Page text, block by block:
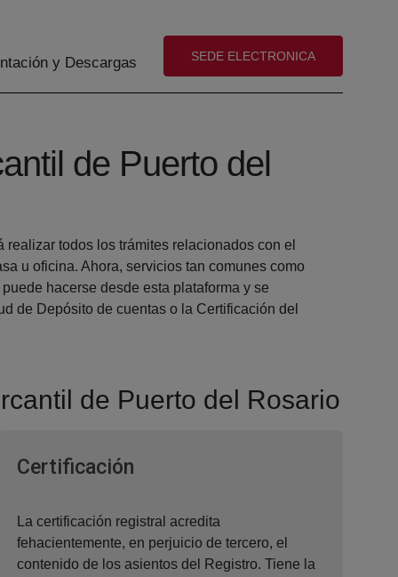
y Descargas (abre en nueva ventana)
SEDE ELECTRONICA
de Puerto del
todos los trámites relacionados con el
u oficina. Ahora, servicios tan comunes como
puede hacerse desde esta plataforma y se
de Depósito de cuentas o la Certificación del
de Puerto del Rosario
Certificación
La certificación registral acredita
fehacientemente, en perjuicio de tercero, el
contenido de los asientos del Registro. Tiene la